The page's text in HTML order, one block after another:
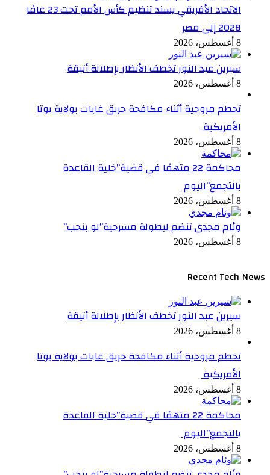
الاتحاد الأفريقي يسند تنظيم كأس الأمم تحت 23 عامًا
2028 إلى مصر
8 أغسطس، 2026
سيرين عبد النور تخطف الأنظار بإطلالة أنيقة
8 أغسطس، 2026
تحطم مروحية أثناء مكافحة حريق غابات بولاية يوتا
الأمريكية
8 أغسطس، 2026
محاكمة 22 متهمًا في قضية”خلية القاعدة
بالتجمع”اليوم
8 أغسطس، 2026
وئام مجدى تنضم لبطولة مسرحية”لو بنحب”
8 أغسطس، 2026
Recent Tech News
سيرين عبد النور تخطف الأنظار بإطلالة أنيقة
8 أغسطس، 2026
تحطم مروحية أثناء مكافحة حريق غابات بولاية يوتا
الأمريكية
8 أغسطس، 2026
محاكمة 22 متهمًا في قضية”خلية القاعدة
بالتجمع”اليوم
8 أغسطس، 2026